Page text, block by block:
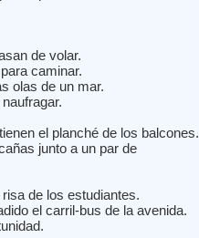
de volar.
caminar.
olas de un mar.
el planché de los balcones.
junto a un par de
de los estudiantes.
el carril-bus de la avenida.